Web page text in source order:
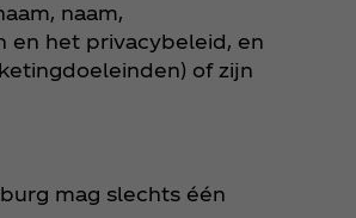
naam,
en het privacybeleid, en
of zijn
mag slechts één